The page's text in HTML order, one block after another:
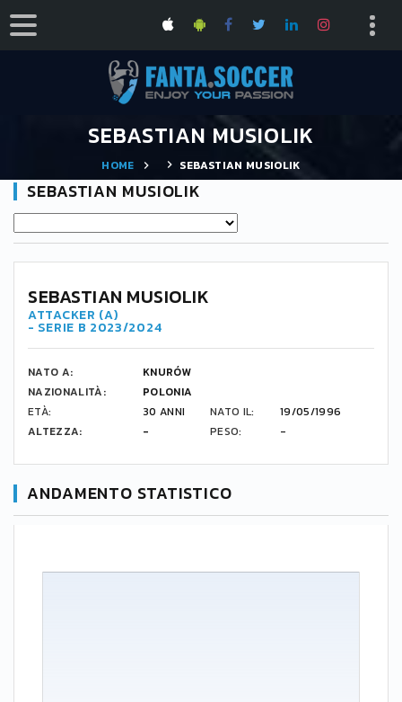
SEBASTIAN MUSIOLIK
HOME SEBASTIAN MUSIOLIK
SEBASTIAN MUSIOLIK
SEBASTIAN MUSIOLIK
ATTACKER (A)
- SERIE B 2023/2024
NATO A:
KNURÓW
NAZIONALITÀ:
POLONIA
ETÀ:
30 ANNI NATO IL:
19/05/1996
ALTEZZA:
- PESO: -
ANDAMENTO STATISTICO